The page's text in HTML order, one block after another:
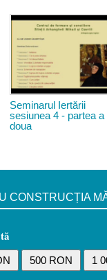
Seminarul Iertării
sesiunea 4 - partea a
doua
CONSTRUCȚIA
500 RON 1